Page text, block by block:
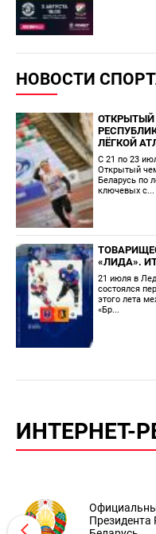
НОВОСТИ
ЛЁГКОЙ
С 21 по 23
Открытый
Беларусь по
ключевых с...
«ЛИДА».
21 июля в
состоялся
этого лета
«Бр...
ИНТЕРНЕТ-
Президента